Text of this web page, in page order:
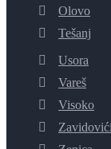
Olovo
Tešanj
Usora
Vareš
Visoko
Zavidovići